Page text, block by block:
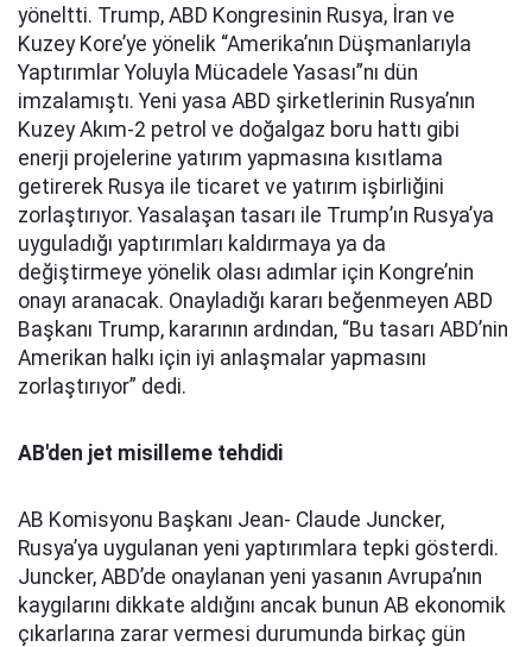
yöneltti. Trump, ABD Kongresinin Rusya, İran ve
Kuzey Kore’ye yönelik “Amerika’nın Düşmanlarıyla
Yaptırımlar Yoluyla Mücadele Yasası”nı dün
imzalamıştı. Yeni yasa ABD şirketlerinin Rusya’nın
Kuzey Akım-2 petrol ve doğalgaz boru hattı gibi
enerji projelerine yatırım yapmasına kısıtlama
getirerek Rusya ile ticaret ve yatırım işbirliğini
zorlaştırıyor. Yasalaşan tasarı ile Trump’ın Rusya’ya
uyguladığı yaptırımları kaldırmaya ya da
değiştirmeye yönelik olası adımlar için Kongre’nin
onayı aranacak. Onayladığı kararı beğenmeyen ABD
Başkanı Trump, kararının ardından, “Bu tasarı ABD’nin
Amerikan halkı için iyi anlaşmalar yapmasını
zorlaştırıyor” dedi.
AB'den jet misilleme tehdidi
AB Komisyonu Başkanı Jean- Claude Juncker,
Rusya’ya uygulanan yeni yaptırımlara tepki gösterdi.
Juncker, ABD’de onaylanan yeni yasanın Avrupa’nın
kaygılarını dikkate aldığını ancak bunun AB ekonomik
çıkarlarına zarar vermesi durumunda birkaç gün